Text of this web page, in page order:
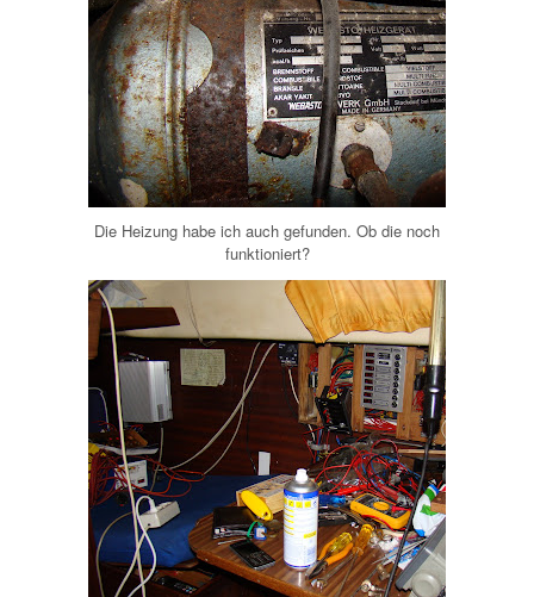
Die Heizung habe ich auch gefunden. Ob die noch
funktioniert?